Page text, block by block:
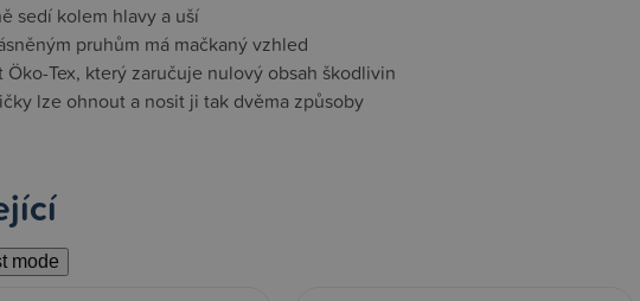
sedí kolem hlavy a uší
pruhům má mačkaný vzhled
Öko-Tex, který zaručuje nulový obsah škodlivin
lze ohnout a nosit ji tak dvěma způsoby
mode